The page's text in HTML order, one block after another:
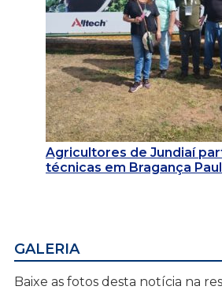
Agricultores de Jundiaí
técnicas em Bragança
GALERIA
Baixe as fotos desta notícia na